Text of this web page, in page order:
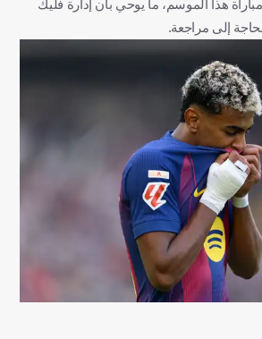
هذا الموسم، ما يوحي بأن إدارة فليك
إلى مراجعة.